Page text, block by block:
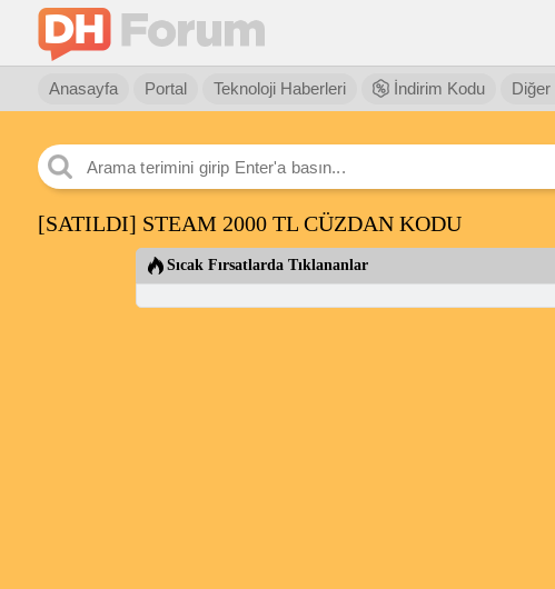
Anasayfa Portal Teknoloji Haberleri İndirim Kodu Diğer
[SATILDI] STEAM 2000 TL CÜZDAN KODU
Sıcak Fırsatlarda Tıklananlar